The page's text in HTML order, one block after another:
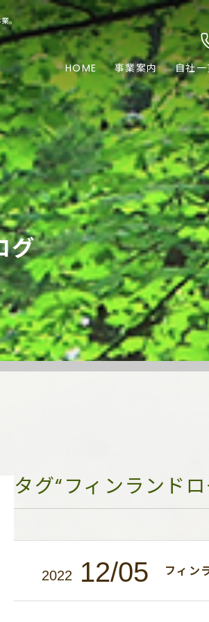
。
HOME 事業案内 自社
グ
タグ“フィンランド
2022 12/05 フィン